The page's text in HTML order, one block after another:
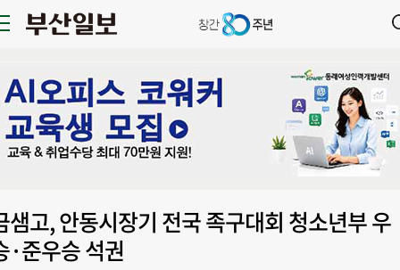
샘고, 안동시장기 전국 족구대회 청소년부 우
·준우승 석권